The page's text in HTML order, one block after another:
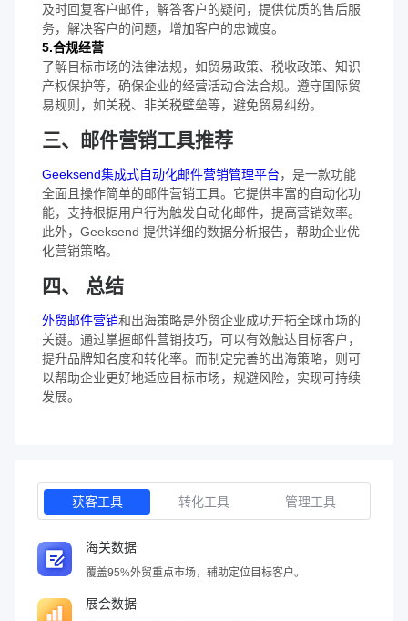
及时回复客户邮件，解答客户的疑问，提供优质的售后服
务，解决客户的问题，增加客户的忠诚度。
5.合规经营
了解目标市场的法律法规，如贸易政策、税收政策、知识
产权保护等，确保企业的经营活动合法合规。遵守国际贸
易规则，如关税、非关税壁垒等，避免贸易纠纷。
三、邮件营销工具推荐
Geeksend集成式自动化邮件营销管理平台，是一款功能
全面且操作简单的邮件营销工具。它提供丰富的自动化功
能，支持根据用户行为触发自动化邮件，提高营销效率。
此外，Geeksend 提供详细的数据分析报告，帮助企业优
化营销策略。
四、 总结
外贸邮件营销和出海策略是外贸企业成功开拓全球市场的
关键。通过掌握邮件营销技巧，可以有效触达目标客户，
提升品牌知名度和转化率。而制定完善的出海策略，则可
以帮助企业更好地适应目标市场，规避风险，实现可持续
发展。
获客工具 转化工具 管理工具
海关数据
覆盖95%外贸重点市场，辅助定位目标客户。
展会数据